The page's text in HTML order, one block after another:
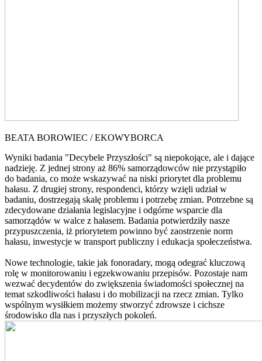
BEATA BOROWIEC / EKOWYBORCA
Wyniki badania "Decybele Przyszłości" są niepokojące, ale i dające
nadzieję. Z jednej strony aż 86% samorządowców nie przystąpiło
do badania, co może wskazywać na niski priorytet dla problemu
hałasu. Z drugiej strony, respondenci, którzy wzięli udział w
badaniu, dostrzegają skalę problemu i potrzebę zmian. Potrzebne są
zdecydowane działania legislacyjne i odgórne wsparcie dla
samorządów w walce z hałasem. Badania potwierdziły nasze
przypuszczenia, iż priorytetem powinno być zaostrzenie norm
hałasu, inwestycje w transport publiczny i edukacja społeczeństwa.
Nowe technologie, takie jak fonoradary, mogą odegrać kluczową
rolę w monitorowaniu i egzekwowaniu przepisów. Pozostaje nam
wezwać decydentów do zwiększenia świadomości społecznej na
temat szkodliwości hałasu i do mobilizacji na rzecz zmian. Tylko
wspólnym wysiłkiem możemy stworzyć zdrowsze i cichsze
środowisko dla nas i przyszłych pokoleń.